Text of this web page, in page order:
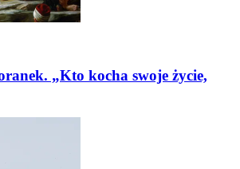
„Kto kocha swoje życie,